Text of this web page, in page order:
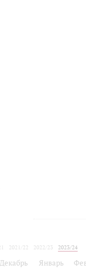
2021/22 2022/23
2023/24
Декабрь Январь